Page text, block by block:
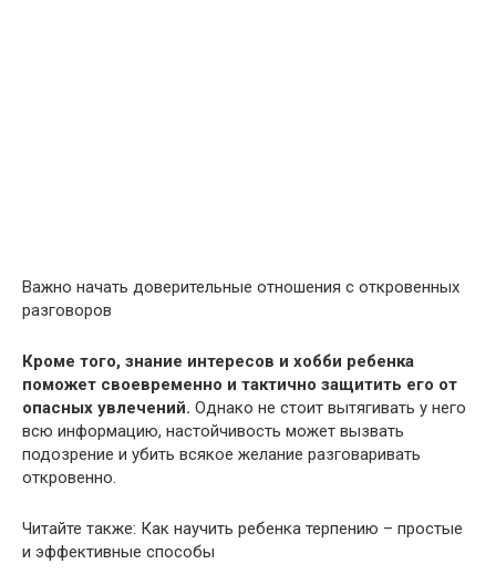
Важно начать доверительные отношения с откровенных
разговоров
Кроме того, знание интересов и хобби ребенка
поможет своевременно и тактично защитить его от
опасных увлечений. Однако не стоит вытягивать у него
всю информацию, настойчивость может вызвать
подозрение и убить всякое желание разговаривать
откровенно.
Читайте также: Как научить ребенка терпению – простые
и эффективные способы